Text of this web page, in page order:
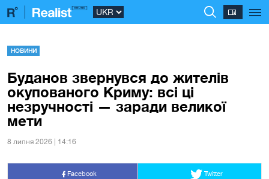
НОВИНИ
Буданов звернувся до жителів
окупованого Криму: всі ці
незручності — заради великої
мети
8 липня 2026 | 14:16
Facebook Twitter